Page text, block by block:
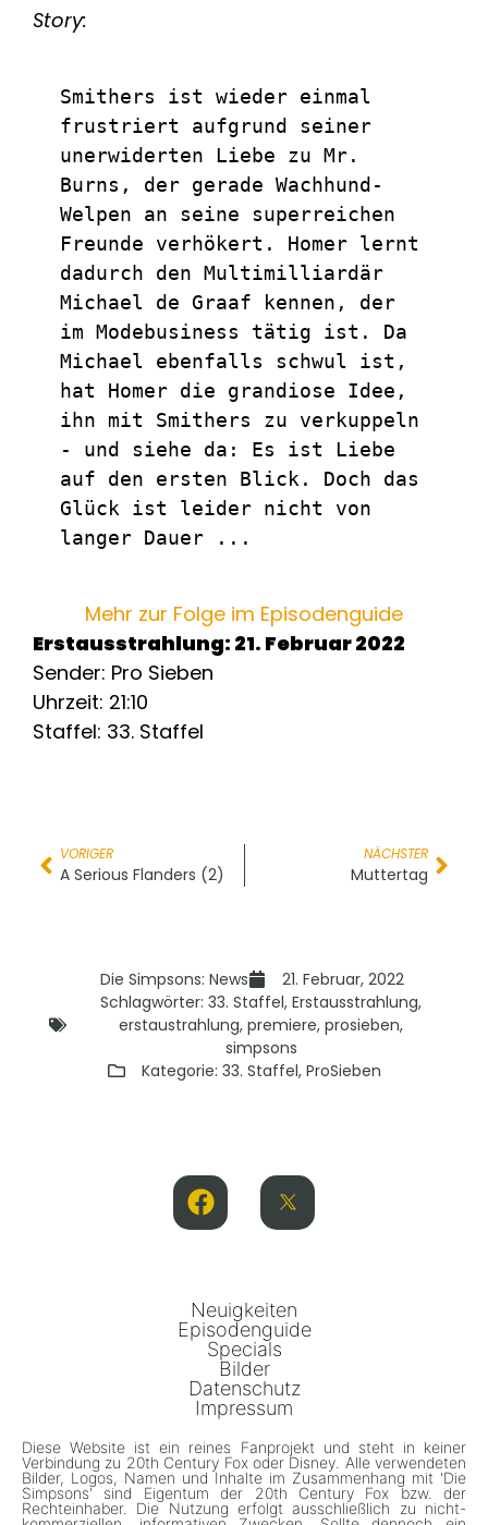
Story:
Smithers ist wieder einmal
frustriert aufgrund seiner
unerwiderten Liebe zu Mr.
Burns, der gerade Wachhund-
Welpen an seine superreichen
Freunde verhökert. Homer lernt
dadurch den Multimilliardär
Michael de Graaf kennen, der
im Modebusiness tätig ist. Da
Michael ebenfalls schwul ist,
hat Homer die grandiose Idee,
ihn mit Smithers zu verkuppeln
- und siehe da: Es ist Liebe
auf den ersten Blick. Doch das
Glück ist leider nicht von
langer Dauer ...
Mehr zur Folge im Episodenguide
Erstausstrahlung: 21. Februar 2022
Sender: Pro Sieben
Uhrzeit: 21:10
Staffel: 33. Staffel
VORIGER
A Serious Flanders (2)
NÄCHSTER
Muttertag
Die Simpsons: News
21. Februar, 2022
Schlagwörter: 33. Staffel, Erstausstrahlung,
erstaustrahlung, premiere, prosieben,
simpsons
Kategorie: 33. Staffel, ProSieben
Neuigkeiten
Episodenguide
Specials
Bilder
Datenschutz
Impressum
Diese Website ist ein reines Fanprojekt und steht in keiner
Verbindung zu 20th Century Fox oder Disney. Alle verwendeten
Bilder, Logos, Namen und Inhalte im Zusammenhang mit 'Die
Simpsons' sind Eigentum der 20th Century Fox bzw. der
Rechteinhaber. Die Nutzung erfolgt ausschließlich zu nicht-